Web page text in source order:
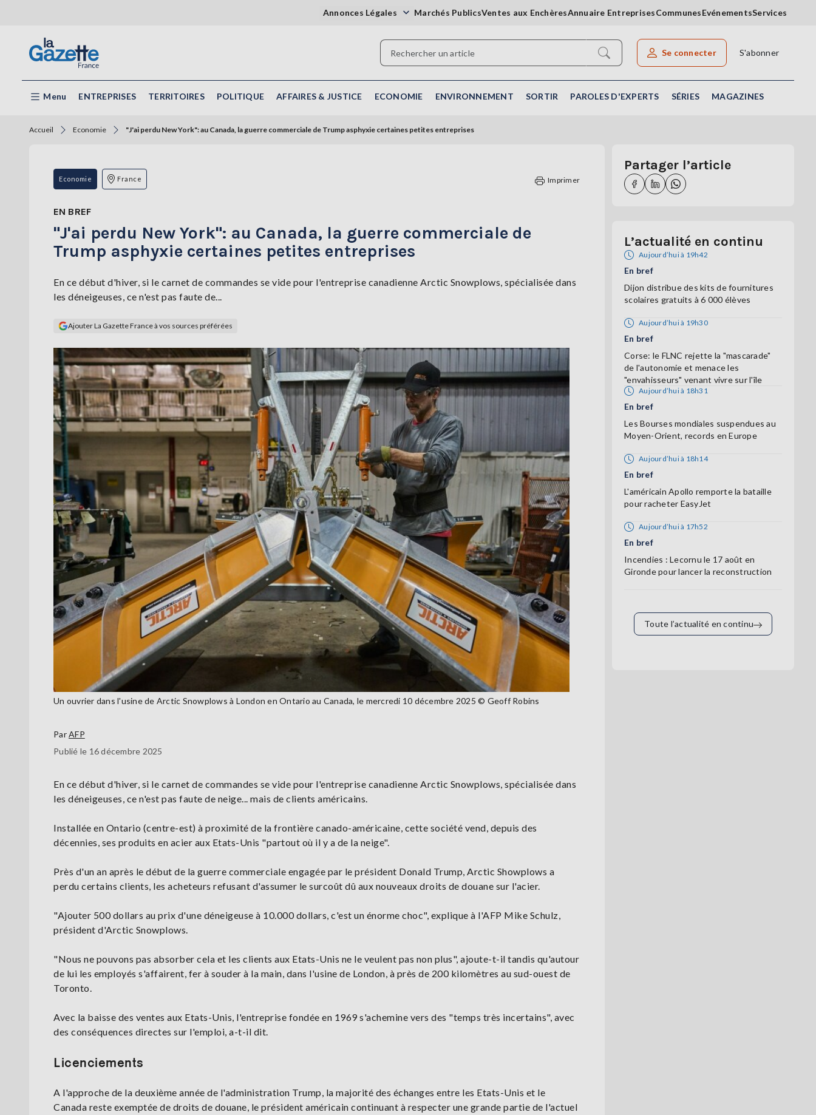
Annonces Légales Marchés PublicsVentes aux EnchèresAnnuaire EntreprisesCommunesEvénementsServices
Rechercher un article
Se connecter S'abonner
Menu ENTREPRISES TERRITOIRES POLITIQUE AFFAIRES & JUSTICE ECONOMIE ENVIRONNEMENT SORTIR PAROLES D'EXPERTS SÉRIES MAGAZINES
Accueil Economie "J'ai perdu New York": au Canada, la guerre commerciale de Trump asphyxie certaines petites entreprises
Economie France Imprimer
EN BREF
"J'ai perdu New York": au Canada, la guerre commerciale de
Trump asphyxie certaines petites entreprises
En ce début d'hiver, si le carnet de commandes se vide pour l'entreprise canadienne Arctic Snowplows, spécialisée dans
les déneigeuses, ce n'est pas faute de...
Ajouter La Gazette France à vos sources préférées
Un ouvrier dans l'usine de Arctic Snowplows à London en Ontario au Canada, le mercredi 10 décembre 2025 © Geoff Robins
ParAFP
Publié le 16 décembre 2025
En ce début d'hiver, si le carnet de commandes se vide pour l'entreprise canadienne Arctic Snowplows, spécialisée dans
les déneigeuses, ce n'est pas faute de neige... mais de clients américains.
Installée en Ontario (centre-est) à proximité de la frontière canado-américaine, cette société vend, depuis des
décennies, ses produits en acier aux Etats-Unis "partout où il y a de la neige".
Près d'un an après le début de la guerre commerciale engagée par le président Donald Trump, Arctic Showplows a
perdu certains clients, les acheteurs refusant d'assumer le surcoût dû aux nouveaux droits de douane sur l'acier.
"Ajouter 500 dollars au prix d'une déneigeuse à 10.000 dollars, c'est un énorme choc", explique à l'AFP Mike Schulz,
président d'Arctic Snowplows.
"Nous ne pouvons pas absorber cela et les clients aux Etats-Unis ne le veulent pas non plus", ajoute-t-il tandis qu'autour
de lui les employés s'affairent, fer à souder à la main, dans l'usine de London, à près de 200 kilomètres au sud-ouest de
Toronto.
Avec la baisse des ventes aux Etats-Unis, l'entreprise fondée en 1969 s'achemine vers des "temps très incertains", avec
des conséquences directes sur l'emploi, a-t-il dit.
Licenciements
A l'approche de la deuxième année de l'administration Trump, la majorité des échanges entre les Etats-Unis et le
Canada reste exemptée de droits de douane, le président américain continuant à respecter une grande partie de l'actuel
Partager l’article
L’actualité en continu
Aujourd’hui à 19h42
En bref
Dijon distribue des kits de fournitures
scolaires gratuits à 6 000 élèves
Aujourd’hui à 19h30
En bref
Corse: le FLNC rejette la "mascarade"
de l'autonomie et menace les
"envahisseurs" venant vivre sur l'île
Aujourd’hui à 18h31
En bref
Les Bourses mondiales suspendues au
Moyen-Orient, records en Europe
Aujourd’hui à 18h14
En bref
L'américain Apollo remporte la bataille
pour racheter EasyJet
Aujourd’hui à 17h52
En bref
Incendies : Lecornu le 17 août en
Gironde pour lancer la reconstruction
Toute l’actualité en continu